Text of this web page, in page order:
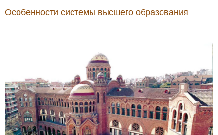
Особенности системы высшего образования